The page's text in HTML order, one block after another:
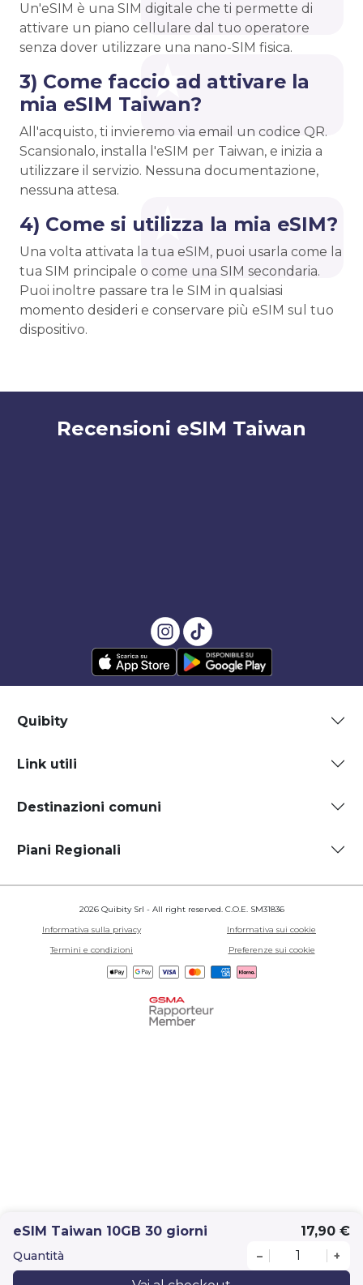
eSIM Taiwan 10GB 30 giorni 17,90 €
Quantità – +
Un'eSIM è una SIM digitale che ti permette di
attivare un piano cellulare dal tuo operatore
senza dover utilizzare una nano-SIM fisica.
3) Come faccio ad attivare la
mia eSIM Taiwan?
All'acquisto, ti invieremo via email un codice QR.
Scansionalo, installa l'eSIM per Taiwan, e inizia a
utilizzare il servizio. Nessuna documentazione,
nessuna attesa.
4) Come si utilizza la mia eSIM?
Una volta attivata la tua eSIM, puoi usarla come la
tua SIM principale o come una SIM secondaria.
Puoi inoltre passare tra le SIM in qualsiasi
momento desideri e conservare più eSIM sul tuo
dispositivo.
Recensioni eSIM Taiwan
Quibity
Link utili
Destinazioni comuni
Piani Regionali
2026 Quibity Srl - All right reserved. C.O.E. SM31836
Informativa sulla privacy
Informativa sui cookie
Termini e condizioni
Preferenze sui cookie